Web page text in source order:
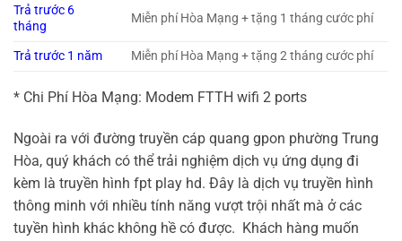
Trả trước 6
tháng
Miễn phí Hòa Mạng + tặng 1 tháng cước phí
Trả trước 1 năm Miễn phí Hòa Mạng + tặng 2 tháng cước phí
* Chi Phí Hòa Mạng: Modem FTTH wifi 2 ports
Ngoài ra với đường truyền cáp quang gpon phường Trung
Hòa, quý khách có thể trải nghiệm dịch vụ ứng dụng đi
kèm là truyền hình fpt play hd. Đây là dịch vụ truyền hình
thông minh với nhiều tính năng vượt trội nhất mà ở các
tuyền hình khác không hề có được. Khách hàng muốn